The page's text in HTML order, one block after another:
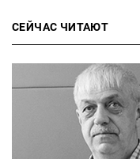
СЕЙЧАС ЧИТАЮТ